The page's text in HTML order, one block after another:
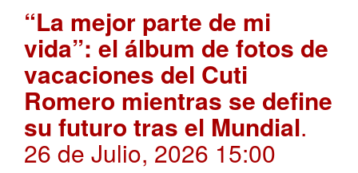
“La mejor parte de mi
vida”: el álbum de fotos de
vacaciones del Cuti
Romero mientras se define
su futuro tras el Mundial.
26 de Julio, 2026 15:00